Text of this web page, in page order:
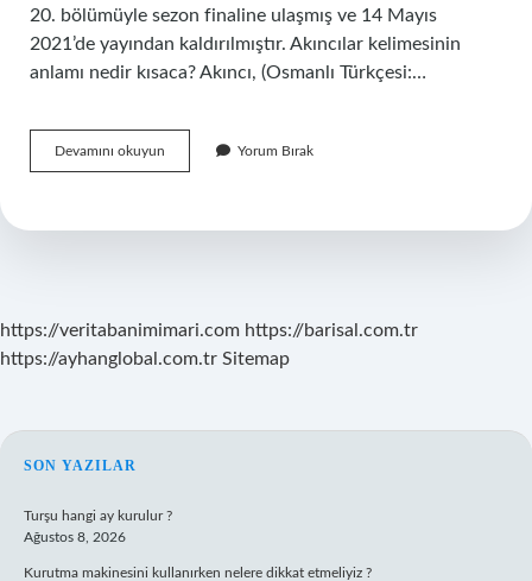
20. bölümüyle sezon finaline ulaşmış ve 14 Mayıs
2021’de yayından kaldırılmıştır. Akıncılar kelimesinin
anlamı nedir kısaca? Akıncı, (Osmanlı Türkçesi:…
Devamını okuyun
Akıncı
Zaman
Yorum Bırak
https://veritabanimimari.com https://barisal.com.tr
https://ayhanglobal.com.tr Sitemap
SIDEBAR
SON YAZILAR
Turşu hangi ay kurulur ?
Ağustos 8, 2026
Kurutma makinesini kullanırken nelere dikkat etmeliyiz ?